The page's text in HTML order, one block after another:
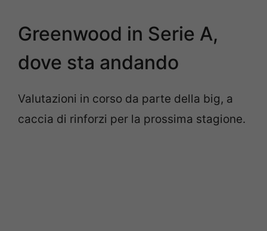
Greenwood in Serie A,
dove sta andando
Valutazioni in corso da parte della big, a
caccia di rinforzi per la prossima stagione.